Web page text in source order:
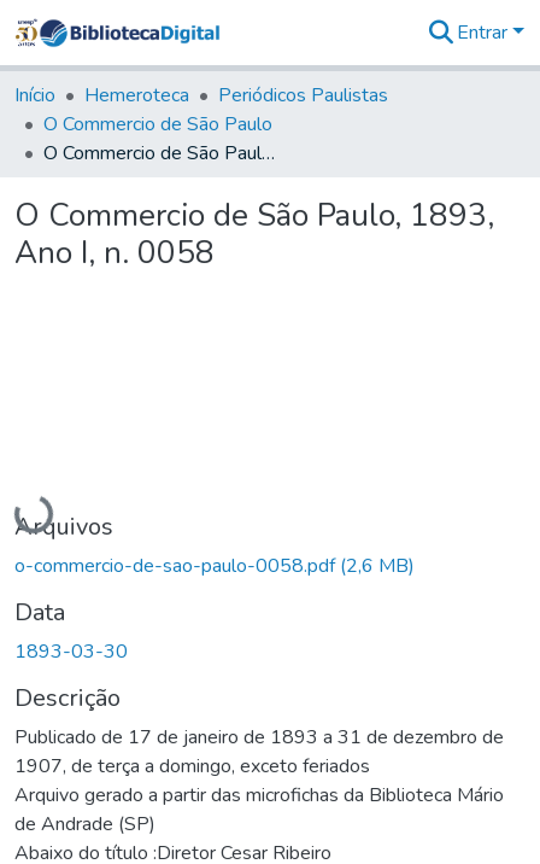
&
Coleções
Tudo na
Biblioteca
Estatísticas
Entrar
Início Hemeroteca
Periódicos Paulistas
O Commercio de São Paulo
O Commercio de São Paulo, 1893, Ano I, n. 0058
O Commercio de São Paulo, 1893,
Ano I, n. 0058
Carregando...
Arquivos
o-commercio-de-sao-paulo-0058.pdf(2,6 MB)
Data
1893-03-30
Descrição
Publicado de 17 de janeiro de 1893 a 31 de dezembro de
1907, de terça a domingo, exceto feriados
Arquivo gerado a partir das microfichas da Biblioteca Mário
de Andrade (SP)
Abaixo do título :Diretor Cesar Ribeiro